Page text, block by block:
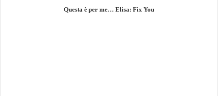
Questa è per me… Elisa: Fix You